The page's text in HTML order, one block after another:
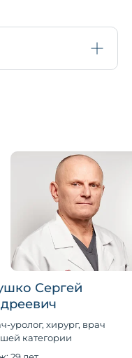
Сергей
уролог, хирург, врач
категории